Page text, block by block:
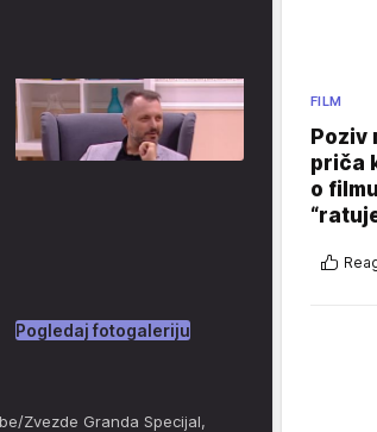
Pogledaj fotogaleriju
Zvezde Granda Specijal,
FILM
Poziv
priča
o